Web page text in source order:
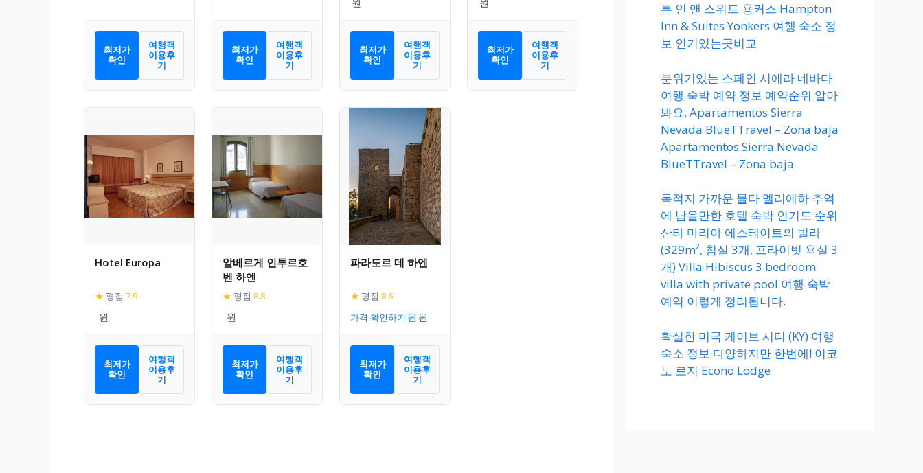
최저가
확인
여행객
이용후
기
최저가
확인
여행객
이용후
기
최저가
확인
여행객
이용후
기
최저가
확인
여행객
이용후
기
Hotel Europa
★ 평점 7.9
최저가
확인
여행객
이용후
기
알베르게 인투르호
벤 하엔
★ 평점 8.8
최저가
확인
여행객
이용후
기
파라도르 데 하엔
★ 평점 8.6
가격 확인하기
최저가
확인
여행객
이용후
기
튼 인 앤 스위트 용커스 Hampton
Inn & Suites Yonkers 여행 숙소 정
보 인기있는곳비교
분위기있는 스페인 시에라 네바다
여행 숙박 예약 정보 예약순위 알아
봐요. Apartamentos Sierra
Nevada BlueTTravel – Zona baja
Apartamentos Sierra Nevada
BlueTTravel – Zona baja
목적지 가까운 몰타 멜리에하 추억
에 남을만한 호텔 숙박 인기도 순위
산타 마리아 에스테이트의 빌라
(329m², 침실 3개, 프라이빗 욕실 3
개) Villa Hibiscus 3 bedroom
villa with private pool 여행 숙박
예약 이렇게 정리됩니다.
확실한 미국 케이브 시티 (KY) 여행
숙소 정보 다양하지만 한번에! 이코
노 로지 Econo Lodge